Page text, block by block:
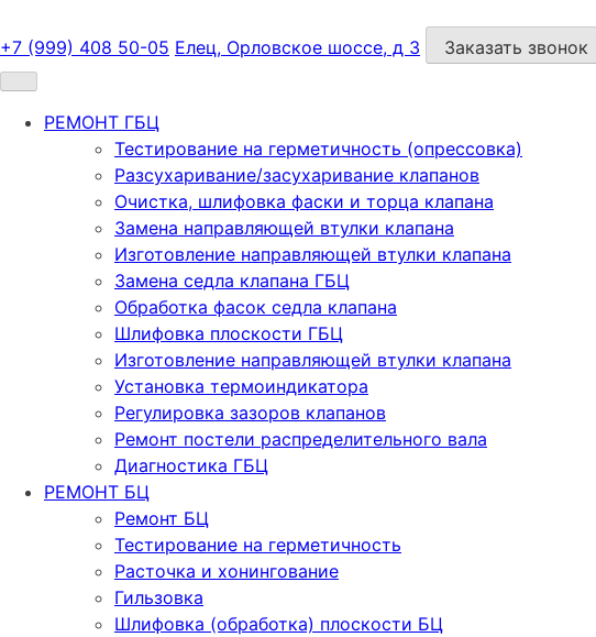
+7 (999) 408 50-05 Елец, Орловское шоссе, д 3 Заказать звонок
РЕМОНТ ГБЦ
Тестирование на герметичность (опрессовка)
Разсухаривание/засухаривание клапанов
Очистка, шлифовка фаски и торца клапана
Замена направляющей втулки клапана
Изготовление направляющей втулки клапана
Замена седла клапана ГБЦ
Обработка фасок седла клапана
Шлифовка плоскости ГБЦ
Изготовление направляющей втулки клапана
Установка термоиндикатора
Регулировка зазоров клапанов
Ремонт постели распределительного вала
Диагностика ГБЦ
РЕМОНТ БЦ
Ремонт БЦ
Тестирование на герметичность
Расточка и хонингование
Гильзовка
Шлифовка (обработка) плоскости БЦ